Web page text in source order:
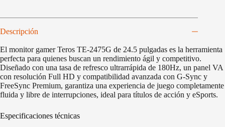
Descripción
El monitor gamer Teros TE-2475G de 24.5 pulgadas es la herramienta
perfecta para quienes buscan un rendimiento ágil y competitivo.
Diseñado con una tasa de refresco ultrarrápida de 180Hz, un panel VA
con resolución Full HD y compatibilidad avanzada con G-Sync y
FreeSync Premium, garantiza una experiencia de juego completamente
fluida y libre de interrupciones, ideal para títulos de acción y eSports.
Especificaciones técnicas